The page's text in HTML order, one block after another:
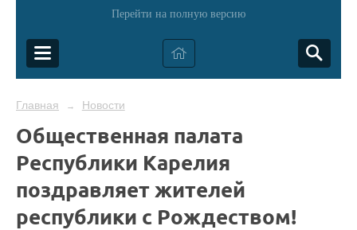
Перейти на полную версию
Главная → Новости
Общественная палата
Республики Карелия
поздравляет жителей
республики с Рождеством!